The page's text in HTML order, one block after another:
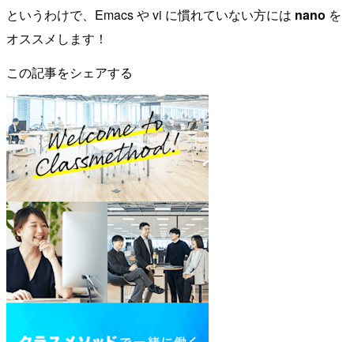
というわけで、Emacs や vi に慣れていない方には nano を
オススメします！
この記事をシェアする